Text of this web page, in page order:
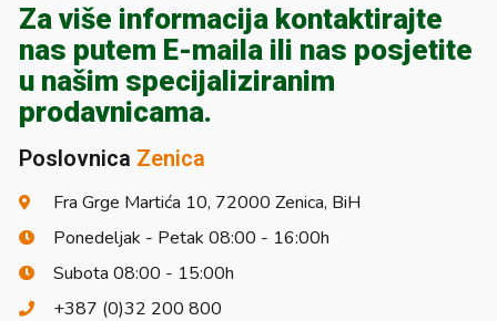
Za više informacija kontaktirajte
nas putem E-maila ili nas posjetite
u našim specijaliziranim
prodavnicama.
Poslovnica Zenica
Fra Grge Martića 10, 72000 Zenica, BiH
Ponedeljak - Petak 08:00 - 16:00h
Subota 08:00 - 15:00h
+387 (0)32 200 800